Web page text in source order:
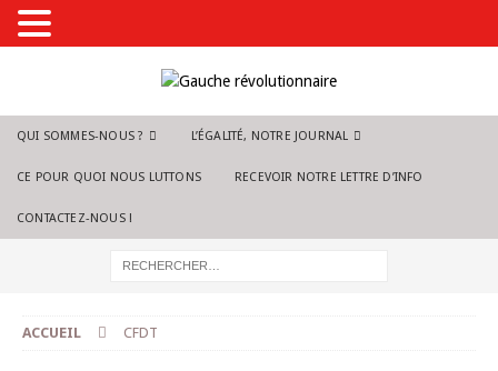
QUI SOMMES-NOUS ? L’ÉGALITÉ, NOTRE JOURNAL
CE POUR QUOI NOUS LUTTONS RECEVOIR NOTRE LETTRE D’INFO
CONTACTEZ-NOUS !
ACCUEIL CFDT